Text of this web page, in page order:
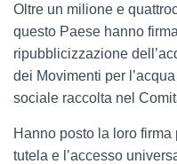
Oltre un milione e
questo Paese hanno
ripubblicizzazione
dei Movimenti per
sociale raccolta nel
Hanno posto la loro
tutela e l’accesso